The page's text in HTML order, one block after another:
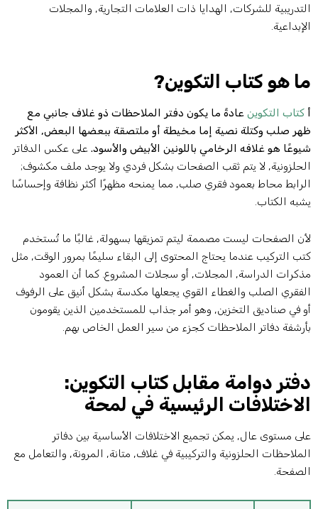
للشركات, الهدايا ذات العلامات التجارية, والمجلات
هو كتاب التكوين?
كتاب التكوينعادةً ما يكون دفتر الملاحظات ذو غلاف جانبي مع
صلب وكتلة نصية إما مخيطة أو ملتصقة ببعضها البعض, الأكثر
هو غلافه الرخامي باللونين الأبيض والأسود.على عكس الدفاتر
لا يتم ثقب الصفحات بشكل فردي ولا يوجد ملف مكشوف;
محاط بعمود فقري صلب, مما يمنحه مظهرًا أكثر نظافة وإحساسًا
الكتاب.
الصفحات ليست مصممة ليتم تمزيقها بسهولة, غالبًا ما تُستخدم
التركيب عندما يحتاج المحتوى إلى البقاء سليمًا بمرور الوقت, مثل
الدراسة, المجلات, أو سجلات المشروع. كما أن العمود
الصلب والغطاء القوي يجعلها مكدسة بشكل أنيق على الرفوف
في صناديق التخزين, وهو أمر جذاب للمستخدمين الذين يقومون
دفاتر الملاحظات كجزء من سير العمل الخاص بهم.
دوامة مقابل كتاب التكوين:
الرئيسية في لمحة
مستوى عال, يمكن تجميع الاختلافات الأساسية بين دفاتر
الحلزونية والتركيبية في غلاف, متانة, المرونة, والتعامل مع